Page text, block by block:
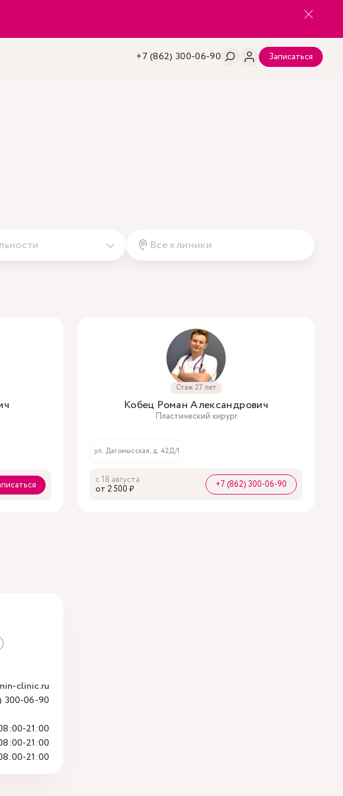
+7 (862) 300-06-90 Записаться
Все клиники
Стаж 27 лет
Кобец Роман Александрович
Пластический хирург
ул. Дагомысская, д. 42Д/1
с 18 августа
oт 2 500 ₽
+7 (862) 300-06-90
clinic.ru
300-06-90
21:00
21:00
21:00